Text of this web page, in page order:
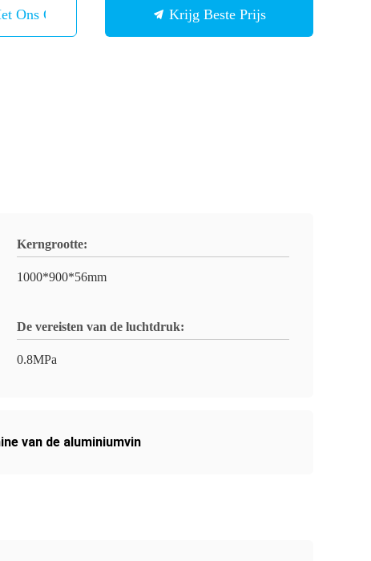
Ons Op Krijg Beste Prijs
Kerngrootte:
1000*900*56mm
De vereisten van de luchtdruk:
0.8MPa
van de aluminiumvin